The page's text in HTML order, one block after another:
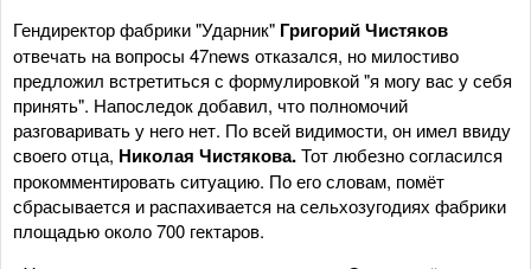
Гендиректор фабрики "Ударник" Григорий Чистяков
отвечать на вопросы 47news отказался, но милостиво
предложил встретиться с формулировкой "я могу вас у себя
принять". Напоследок добавил, что полномочий
разговаривать у него нет. По всей видимости, он имел ввиду
своего отца, Николая Чистякова.Тот любезно согласился
прокомментировать ситуацию. По его словам, помёт
сбрасывается и распахивается на сельхозугодиях фабрики
площадью около 700 гектаров.